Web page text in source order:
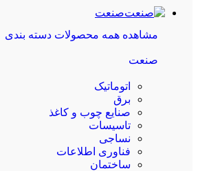
صنعت
مشاهده همه محصولات دسته بندی
صنعت
اتوماتیک
برق
صنایع چوب و کاغذ
تاسیسات
نساجی
فناوری اطلاعات
ساختمان